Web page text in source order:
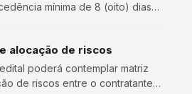
mínima de 8 (oito) dias
pretenda realizar, com
pré…
alocação de riscos
poderá contemplar matriz
de riscos entre o contratante